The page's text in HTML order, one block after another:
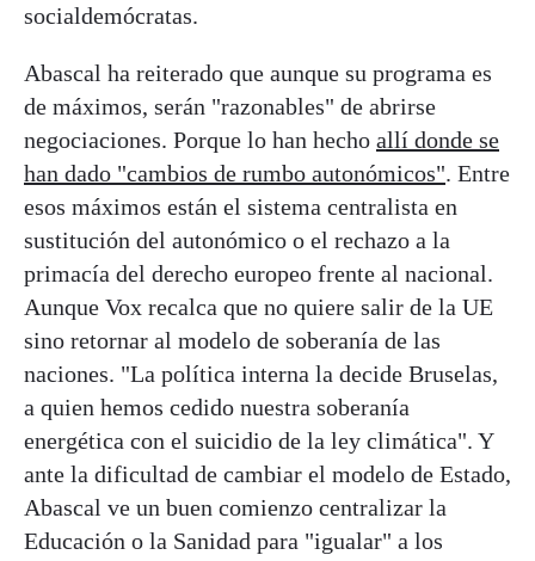
socialdemócratas.
Abascal ha reiterado que aunque su programa es
de máximos, serán "razonables" de abrirse
negociaciones. Porque lo han hecho allí donde se
han dado "cambios de rumbo autonómicos". Entre
esos máximos están el sistema centralista en
sustitución del autonómico o el rechazo a la
primacía del derecho europeo frente al nacional.
Aunque Vox recalca que no quiere salir de la UE
sino retornar al modelo de soberanía de las
naciones. "La política interna la decide Bruselas,
a quien hemos cedido nuestra soberanía
energética con el suicidio de la ley climática". Y
ante la dificultad de cambiar el modelo de Estado,
Abascal ve un buen comienzo centralizar la
Educación o la Sanidad para "igualar" a los